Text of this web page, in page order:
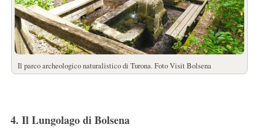
Il parco archeologico naturalistico di Turona. Foto Visit Bolsena
4. Il Lungolago di Bolsena